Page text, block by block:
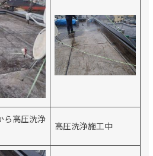
ら高圧洗浄
高圧洗浄施工中